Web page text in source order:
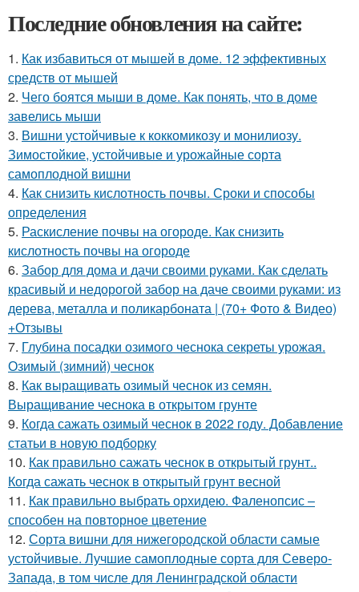
Последние обновления на сайте:
1. Как избавиться от мышей в доме. 12 эффективных
средств от мышей
2. Чего боятся мыши в доме. Как понять, что в доме
завелись мыши
3. Вишни устойчивые к коккомикозу и монилиозу.
Зимостойкие, устойчивые и урожайные сорта
самоплодной вишни
4. Как снизить кислотность почвы. Сроки и способы
определения
5. Раскисление почвы на огороде. Как снизить
кислотность почвы на огороде
6. Забор для дома и дачи своими руками. Как сделать
красивый и недорогой забор на даче своими руками: из
дерева, металла и поликарбоната | (70+ Фото & Видео)
+Отзывы
7. Глубина посадки озимого чеснока секреты урожая.
Озимый (зимний) чеснок
8. Как выращивать озимый чеснок из семян.
Выращивание чеснока в открытом грунте
9. Когда сажать озимый чеснок в 2022 году. Добавление
статьи в новую подборку
10. Как правильно сажать чеснок в открытый грунт..
Когда сажать чеснок в открытый грунт весной
11. Как правильно выбрать орхидею. Фаленопсис –
способен на повторное цветение
12. Сорта вишни для нижегородской области самые
устойчивые. Лучшие самоплодные сорта для Северо-
Запада, в том числе для Ленинградской области